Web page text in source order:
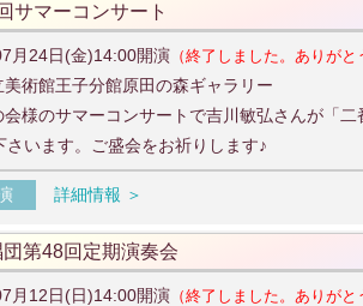
サマーコンサート
月24日(金)14:00開演 （終了しました。ありが
術館王子分館原田の森ギャラリー
様のサマーコンサートで吉川敏弘さんが「
さいます。ご盛会をお祈りします♪
詳細情報 ＞
第48回定期演奏会
月12日(日)14:00開演 （終了しました。ありが